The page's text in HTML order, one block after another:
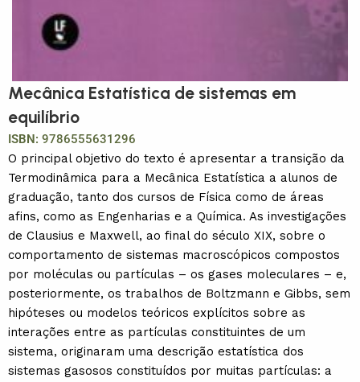
Mecânica Estatística de sistemas em
equilíbrio
ISBN: 9786555631296
O principal objetivo do texto é apresentar a transição da
Termodinâmica para a Mecânica Estatística a alunos de
graduação, tanto dos cursos de Física como de áreas
afins, como as Engenharias e a Química. As investigações
de Clausius e Maxwell, ao final do século XIX, sobre o
comportamento de sistemas macroscópicos compostos
por moléculas ou partículas – os gases moleculares – e,
posteriormente, os trabalhos de Boltzmann e Gibbs, sem
hipóteses ou modelos teóricos explícitos sobre as
interações entre as partículas constituintes de um
sistema, originaram uma descrição estatística dos
sistemas gasosos constituídos por muitas partículas: a